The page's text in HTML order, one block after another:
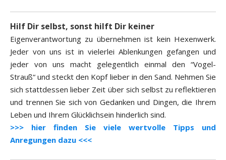
Hilf Dir selbst, sonst hilft Dir keiner
Eigenverantwortung zu übernehmen ist kein Hexenwerk.
Jeder von uns ist in vielerlei Ablenkungen gefangen und
jeder von uns macht gelegentlich einmal den “Vogel-
Strauß“ und steckt den Kopf lieber in den Sand. Nehmen Sie
sich stattdessen lieber Zeit über sich selbst zu reflektieren
und trennen Sie sich von Gedanken und Dingen, die Ihrem
Leben und Ihrem Glücklichsein hinderlich sind.
>>> hier finden Sie viele wertvolle Tipps und
Anregungen dazu <<<